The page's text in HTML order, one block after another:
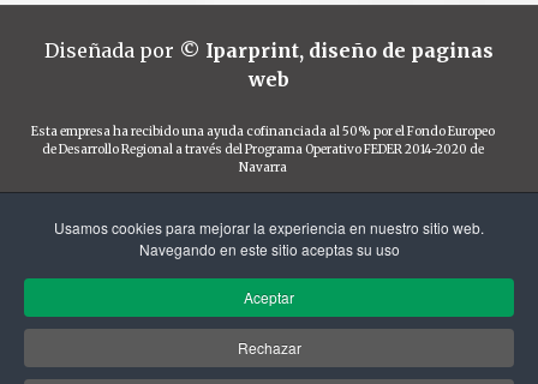
Diseñada por © Iparprint, diseño de paginas
web
Esta empresa ha recibido una ayuda cofinanciada al 50% por el Fondo Europeo
de Desarrollo Regional a través del Programa Operativo FEDER 2014-2020 de
Navarra
Financiado por el Programa KIT Digital. Plan de
Recuperación, Transformación y Resiliencia de
España "Next Generation EU".
Usamos cookies para mejorar la experiencia en nuestro sitio web.
Navegando en este sitio aceptas su uso
Aceptar
Rechazar